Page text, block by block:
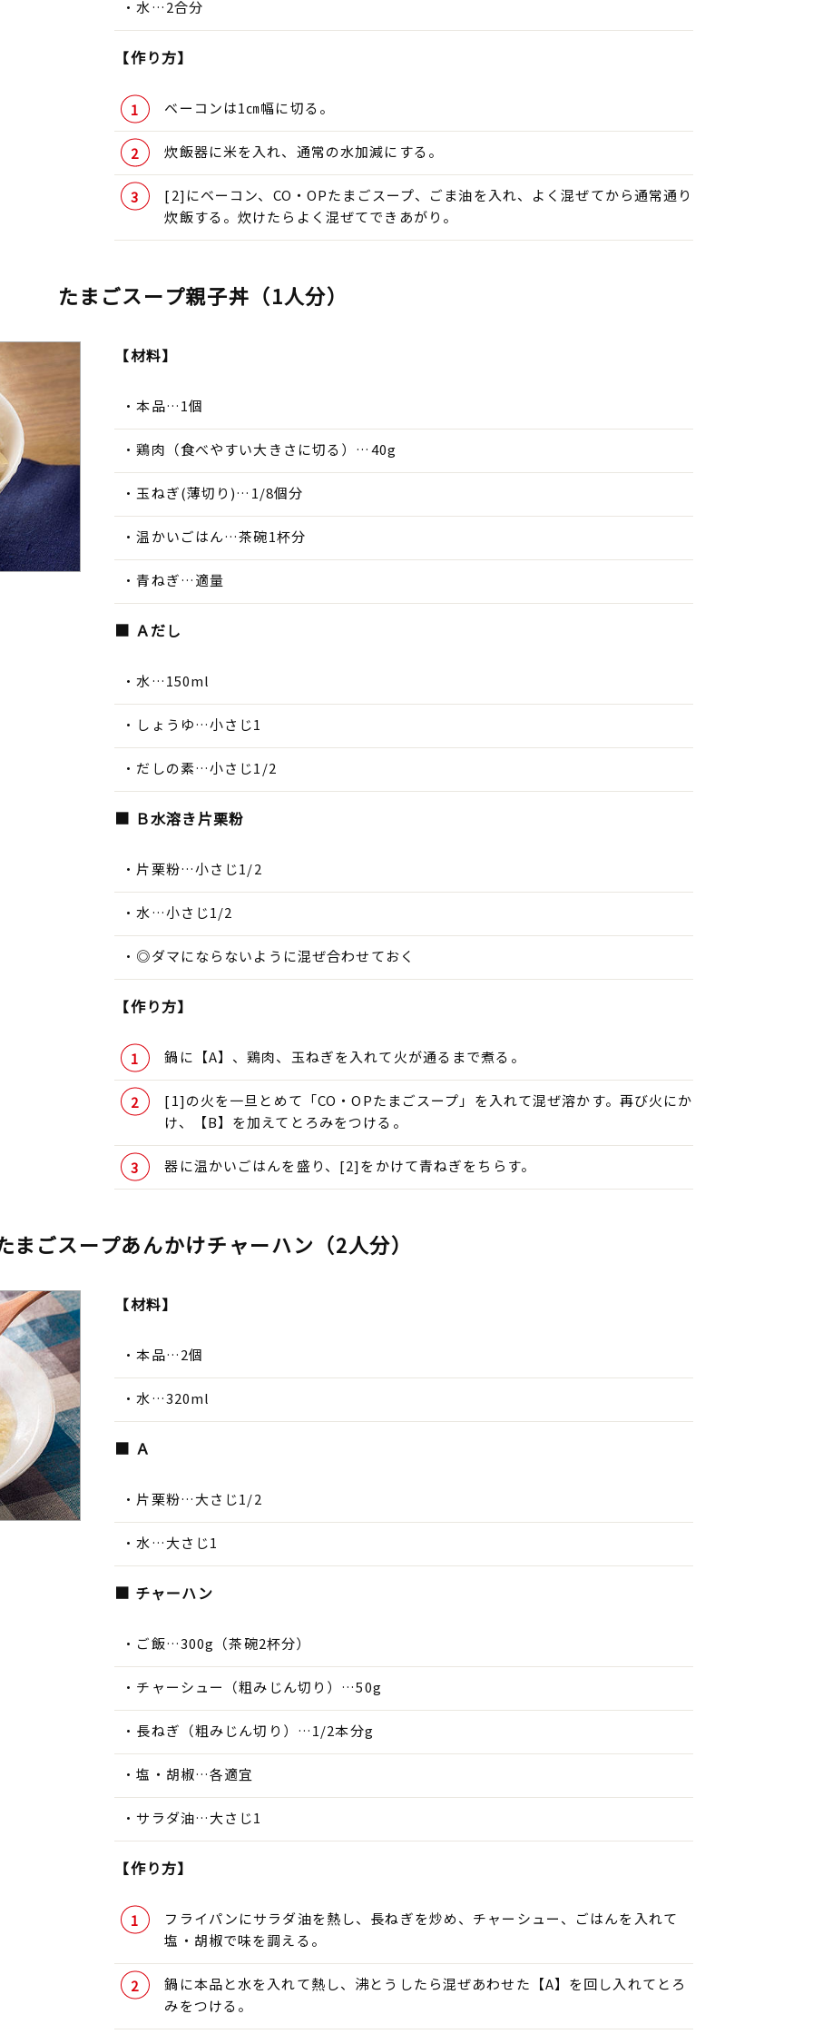
水…2合分
【作り方】
ベーコンは1㎝幅に切る。
炊飯器に米を入れ、通常の水加減にする。
[2]にベーコン、CO・OPたまごスープ、ごま油を入れ、よく混ぜてから通常通り
炊飯する。炊けたらよく混ぜてできあがり。
たまごスープ親子丼（1人分）
【材料】
本品…1個
鶏肉（食べやすい大きさに切る）…40g
玉ねぎ(薄切り)…1/8個分
温かいごはん…茶碗1杯分
青ねぎ…適量
■ Ａだし
水…150ml
しょうゆ…小さじ1
だしの素…小さじ1/2
■ Ｂ水溶き片栗粉
片栗粉…小さじ1/2
水…小さじ1/2
◎ダマにならないように混ぜ合わせておく
【作り方】
鍋に【A】、鶏肉、玉ねぎを入れて火が通るまで煮る。
[1]の火を一旦とめて「CO・OPたまごスープ」を入れて混ぜ溶かす。再び火にか
け、【B】を加えてとろみをつける。
器に温かいごはんを盛り、[2]をかけて青ねぎをちらす。
まごスープあんかけチャーハン（2人分）
【材料】
本品…2個
水…320ml
■ Ａ
片栗粉…大さじ1/2
水…大さじ1
■ チャーハン
ご飯…300g（茶碗2杯分）
チャーシュー（粗みじん切り）…50g
長ねぎ（粗みじん切り）…1/2本分g
塩・胡椒…各適宜
サラダ油…大さじ1
【作り方】
フライパンにサラダ油を熱し、長ねぎを炒め、チャーシュー、ごはんを入れて
塩・胡椒で味を調える。
鍋に本品と水を入れて熱し、沸とうしたら混ぜあわせた【A】を回し入れてとろ
みをつける。